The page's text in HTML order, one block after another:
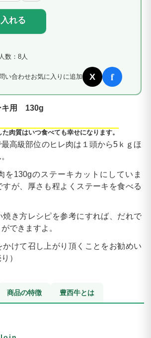
れる
数：8人
い合わせお気に入りに追加 X f
キ用 130g
肉質はいつ食べても幸せになります。
高級部位のヒレ肉は１頭から5ｋｇほ
を130gのステーキカットにしていま
が、厚さも程よくステーキを食べる
焼き方レシピを参考にすれば、だれで
できますよ。
かけて召し上がり頂くことをお勧めい
）
商品の特徴 豊西牛とは